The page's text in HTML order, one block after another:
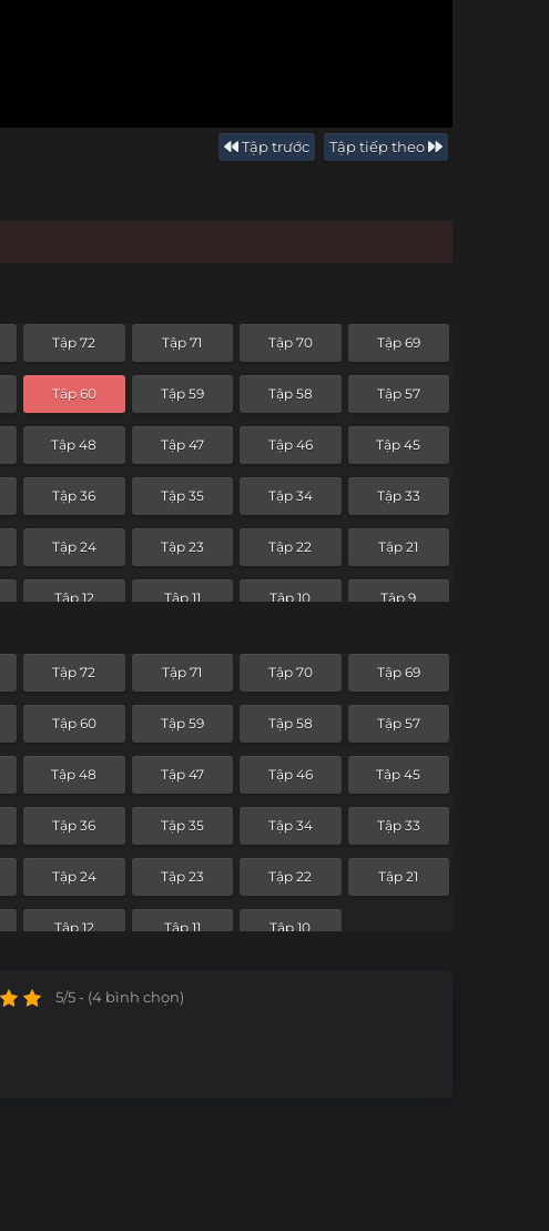
Tập trước Tập tiếp theo
Tập 72 Tập 71 Tập 70 Tập 69
Tập 60 Tập 59 Tập 58 Tập 57
Tập 48 Tập 47 Tập 46 Tập 45
Tập 36 Tập 35 Tập 34 Tập 33
Tập 24 Tập 23 Tập 22 Tập 21
Tập 12 Tập 11 Tập 10 Tập 9
Tập 72 Tập 71 Tập 70 Tập 69
Tập 60 Tập 59 Tập 58 Tập 57
Tập 48 Tập 47 Tập 46 Tập 45
Tập 36 Tập 35 Tập 34 Tập 33
Tập 24 Tập 23 Tập 22 Tập 21
Tập 12 Tập 11 Tập 10
5/5 - (4 bình chọn)